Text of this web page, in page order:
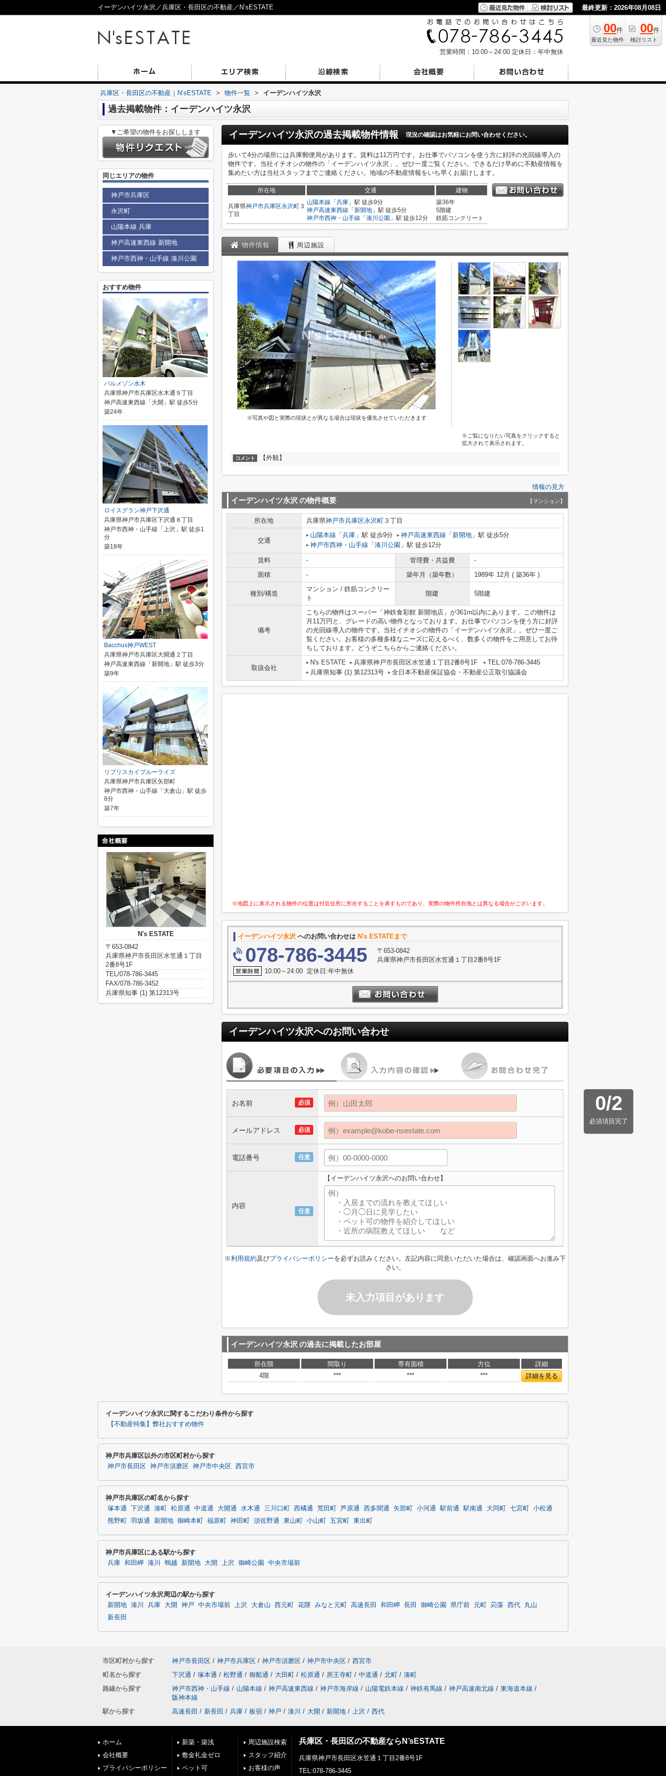
イーデンハイツ永沢／兵庫区・長田区の不動産／N’sESTATE 最終更新：2026年08月08日
00件
最近見た物件
00件
検討リスト
営業時間：10:00～24:00 定休日：年中無休
兵庫区・長田区の不動産｜N’sESTATE > 物件一覧 > イーデンハイツ永沢
過去掲載物件：イーデンハイツ永沢
イーデンハイツ永沢の過去掲載物件情報 現況の確認はお気軽にお問い合わせください。
歩いて4分の場所には兵庫郵便局があります。賃料は11万円です。お仕事でパソコンを使う方に好評の光回線導入の
物件です。当社イチオシの物件の「イーデンハイツ永沢」。ぜひ一度ご覧ください。できるだけ早めに不動産情報を
集めたい方は当社スタッフまでご連絡ください。地域の不動産情報をいち早くお届けします。
所在地 交通 建物
兵庫県神戸市兵庫区永沢町 ３
丁目
山陽本線 「 兵庫 」駅 徒歩9分
神戸高速東西線 「 新開地 」駅 徒歩5分
神戸市西神・山手線 「 湊川公園 」駅 徒歩12分
築36年
5階建
鉄筋コンクリート
物件情報 周辺施設
※写真や図と実際の現状とが異なる場合は現状を優先させていただきます
※ご覧になりたい写真をクリックすると
拡大されて表示されます。
コメント 【外観】
情報の見方
イーデンハイツ永沢 の物件概要 【マンション】
所在地 兵庫県神戸市兵庫区永沢町 ３丁目
交通
山陽本線 「 兵庫 」駅 徒歩9分 神戸高速東西線 「 新開地 」駅 徒歩5分
神戸市西神・山手線 「 湊川公園 」駅 徒歩12分
賃料 - 管理費・共益費
-
面積
- 築年月（築年数） 1989年 12月 ( 築36年 )
種別/構造
マンション / 鉄筋コンクリー
ト
階建 5階建
備考
こちらの物件はスーパー「神鉄食彩館 新開地店」が361m以内にあります。この物件は
月11万円と、グレードの高い物件となっております。お仕事でパソコンを使う方に好評
の光回線導入の物件です。当社イチオシの物件の「イーデンハイツ永沢」。ぜひ一度ご
覧ください。お客様の多種多様なニーズに応えるべく、数多くの物件をご用意してお待
ちしております。どうぞこちらからご連絡ください。
取扱会社
N's ESTATE 兵庫県神戸市長田区水笠通１丁目2番8号1F
TEL:078-786-3445
兵庫県知事 (1) 第12313号
全日本不動産保証協会・不動産公正取引協議会
※地図上に表示される物件の位置は付近住所に所在することを表すものであり、実際の物件所在地とは異なる場合がございます。
イーデンハイツ永沢 へのお問い合わせは N's ESTATEまで
078-786-3445
〒653-0842
兵庫県神戸市長田区水笠通１丁目2番8号1F
10:00～24:00 定休日:年中無休
イーデンハイツ永沢へのお問い合わせ
0/2
必須項目完了
必須
お名前
必須
メールアドレス
任意
電話番号
任意
内容
【イーデンハイツ永沢へのお問い合わせ】
※利用規約及びプライバシーポリシーを必ずお読みください。左記内容に同意いただいた場合は、確認画面へお進み下
さい。
未入力項目があります
イーデンハイツ永沢 の過去に掲載したお部屋
所在階 間取り 専有面積 方位
詳細
4階
*** *** *** 詳細を見る
▼ご希望の物件をお探しします
同じエリアの物件
神戸市兵庫区
永沢町
山陽本線 兵庫
神戸高速東西線 新開地
神戸市西神・山手線 湊川公園
おすすめ物件
パルメゾン水木
兵庫県神戸市兵庫区水木通９丁目
神戸高速東西線「大開」駅 徒歩5分
築24年
ロイスグラン神戸下沢通
兵庫県神戸市兵庫区下沢通８丁目
神戸市西神・山手線「上沢」駅 徒歩1
分
築18年
Bacchus神戸WEST
兵庫県神戸市兵庫区大開通２丁目
神戸高速東西線「新開地」駅 徒歩3分
築9年
リブリスカイブルーライズ
兵庫県神戸市兵庫区矢部町
神戸市西神・山手線「大倉山」駅 徒歩
8分
築7年
N's ESTATE
〒653-0842
兵庫県神戸市長田区水笠通１丁目
2番8号1F
TEL/078-786-3445
FAX/078-786-3452
兵庫県知事 (1) 第12313号
イーデンハイツ永沢に関するこだわり条件から探す
【不動産特集】弊社おすすめ物件
神戸市兵庫区以外の市区町村から探す
神戸市長田区 神戸市須磨区 神戸市中央区 西宮市
神戸市兵庫区の町名から探す
塚本通 下沢通 湊町 松原通 中道通 大開通 水木通 三川口町 西橘通 荒田町 芦原通 西多聞通 矢部町 小河通 駅前通 駅南通 大同町 七宮町
小松通
熊野町
羽坂通 新開地 御崎本町 福原町 神田町 須佐野通 東山町 小山町 五宮町 東出町
神戸市兵庫区にある駅から探す
兵庫 和田岬 湊川 鵯越 新開地 大開 上沢 御崎公園 中央市場前
イーデンハイツ永沢周辺の駅から探す
新開地 湊川 兵庫 大開 神戸 中央市場前 上沢 大倉山 西元町 花隈 みなと元町 高速長田 和田岬 長田 御崎公園 県庁前 元町 苅藻 西代
丸山
新長田
市区町村から探す 神戸市長田区 / 神戸市兵庫区 / 神戸市須磨区 / 神戸市中央区 / 西宮市
町名から探す
下沢通 / 塚本通 / 松野通 / 御船通 / 大田町 / 松原通 / 房王寺町 / 中道通 / 北町 / 湊町
路線から探す
神戸市西神・山手線 / 山陽本線 / 神戸高速東西線 / 神戸市海岸線 / 山陽電鉄本線 / 神鉄有馬線 / 神戸高速南北線 / 東海道本線 /
阪神本線
駅から探す
高速長田 / 新長田 / 兵庫 / 板宿 / 神戸 / 湊川 / 大開 / 新開地 / 上沢 / 西代
ホーム
会社概要
プライバシーポリシー
新築・築浅
敷金礼金ゼロ
ペット可
周辺施設検索
スタッフ紹介
お客様の声
兵庫区・長田区の不動産ならN’sESTATE
兵庫県神戸市長田区水笠通１丁目2番8号1F
TEL:078-786-3445